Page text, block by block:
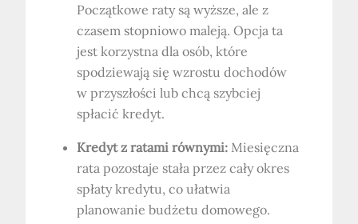
Początkowe raty są wyższe, ale z
czasem stopniowo maleją. Opcja ta
jest korzystna dla osób, które
spodziewają się wzrostu dochodów
w przyszłości lub chcą szybciej
spłacić kredyt.
Kredyt z ratami równymi: Miesięczna
rata pozostaje stała przez cały okres
spłaty kredytu, co ułatwia
planowanie budżetu domowego.